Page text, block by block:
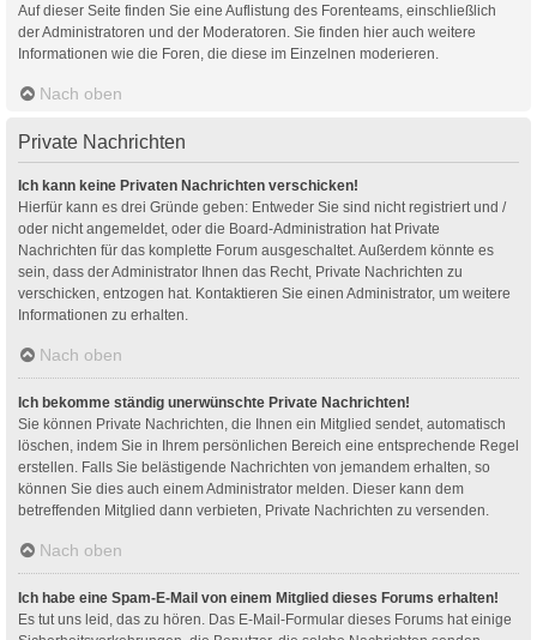
Auf dieser Seite finden Sie eine Auflistung des Forenteams, einschließlich
der Administratoren und der Moderatoren. Sie finden hier auch weitere
Informationen wie die Foren, die diese im Einzelnen moderieren.
Nach oben
Private Nachrichten
Ich kann keine Privaten Nachrichten verschicken!
Hierfür kann es drei Gründe geben: Entweder Sie sind nicht registriert und /
oder nicht angemeldet, oder die Board-Administration hat Private
Nachrichten für das komplette Forum ausgeschaltet. Außerdem könnte es
sein, dass der Administrator Ihnen das Recht, Private Nachrichten zu
verschicken, entzogen hat. Kontaktieren Sie einen Administrator, um weitere
Informationen zu erhalten.
Nach oben
Ich bekomme ständig unerwünschte Private Nachrichten!
Sie können Private Nachrichten, die Ihnen ein Mitglied sendet, automatisch
löschen, indem Sie in Ihrem persönlichen Bereich eine entsprechende Regel
erstellen. Falls Sie belästigende Nachrichten von jemandem erhalten, so
können Sie dies auch einem Administrator melden. Dieser kann dem
betreffenden Mitglied dann verbieten, Private Nachrichten zu versenden.
Nach oben
Ich habe eine Spam-E-Mail von einem Mitglied dieses Forums erhalten!
Es tut uns leid, das zu hören. Das E-Mail-Formular dieses Forums hat einige